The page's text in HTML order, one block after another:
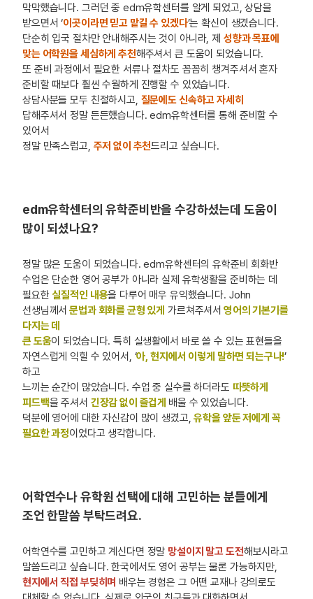
막막했습니다. 그러던 중 edm유학센터를 알게 되었고, 상담을
받으면서 ‘이곳이라면 믿고 맡길 수 있겠다’는 확신이 생겼습니다.
단순히 입국 절차만 안내해주시는 것이 아니라, 제 성향과 목표에
맞는 어학원을 세심하게 추천해주셔서 큰 도움이 되었습니다.
또 준비 과정에서 필요한 서류나 절차도 꼼꼼히 챙겨주셔서 혼자
준비할 때보다 훨씬 수월하게 진행할 수 있었습니다.
상담사분들 모두 친절하시고, 질문에도 신속하고 자세히
답해주셔서 정말 든든했습니다. edm유학센터를 통해 준비할 수
있어서
정말 만족스럽고, 주저 없이 추천드리고 싶습니다.
edm유학센터의 유학준비반을 수강하셨는데 도움이
많이 되셨나요?
정말 많은 도움이 되었습니다. edm유학센터의 유학준비 회화반
수업은 단순한 영어 공부가 아니라 실제 유학생활을 준비하는 데
필요한 실질적인 내용을 다루어 매우 유익했습니다. John
선생님께서 문법과 회화를 균형 있게 가르쳐주셔서 영어의 기본기를
다지는 데
큰 도움이 되었습니다. 특히 실생활에서 바로 쓸 수 있는 표현들을
자연스럽게 익힐 수 있어서, ‘아, 현지에서 이렇게 말하면 되는구나!’
하고
느끼는 순간이 많았습니다. 수업 중 실수를 하더라도 따뜻하게
피드백을 주셔서 긴장감 없이 즐겁게 배울 수 있었습니다.
덕분에 영어에 대한 자신감이 많이 생겼고,유학을 앞둔 저에게 꼭
필요한 과정이었다고 생각합니다.
어학연수나 유학원 선택에 대해 고민하는 분들에게
조언 한말씀 부탁드려요.
어학연수를 고민하고 계신다면 정말 망설이지 말고 도전해보시라고
말씀드리고 싶습니다. 한국에서도 영어 공부는 물론 가능하지만,
현지에서 직접 부딪히며 배우는 경험은 그 어떤 교재나 강의로도